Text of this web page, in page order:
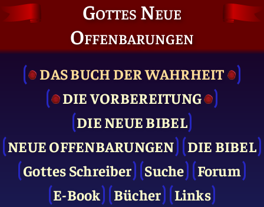
Gottes Neue
Offenbarungen
DAS BUCH DER WAHRHEIT
DIE VOR­BEREITUNG
DIE NEUE BIBEL
NEUE OFFENBARUNGEN
DIE BIBEL
Gottes Schreiber
Suche
Forum
E-Book
Bücher Links